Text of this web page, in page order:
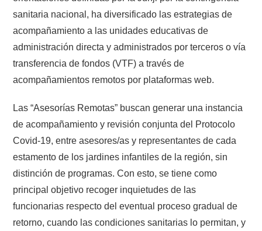
sanitaria nacional, ha diversificado las estrategias de
acompañamiento a las unidades educativas de
administración directa y administrados por terceros o vía
transferencia de fondos (VTF) a través de
acompañamientos remotos por plataformas web.
Las “Asesorías Remotas” buscan generar una instancia
de acompañamiento y revisión conjunta del Protocolo
Covid-19, entre asesores/as y representantes de cada
estamento de los jardines infantiles de la región, sin
distinción de programas. Con esto, se tiene como
principal objetivo recoger inquietudes de las
funcionarias respecto del eventual proceso gradual de
retorno, cuando las condiciones sanitarias lo permitan, y